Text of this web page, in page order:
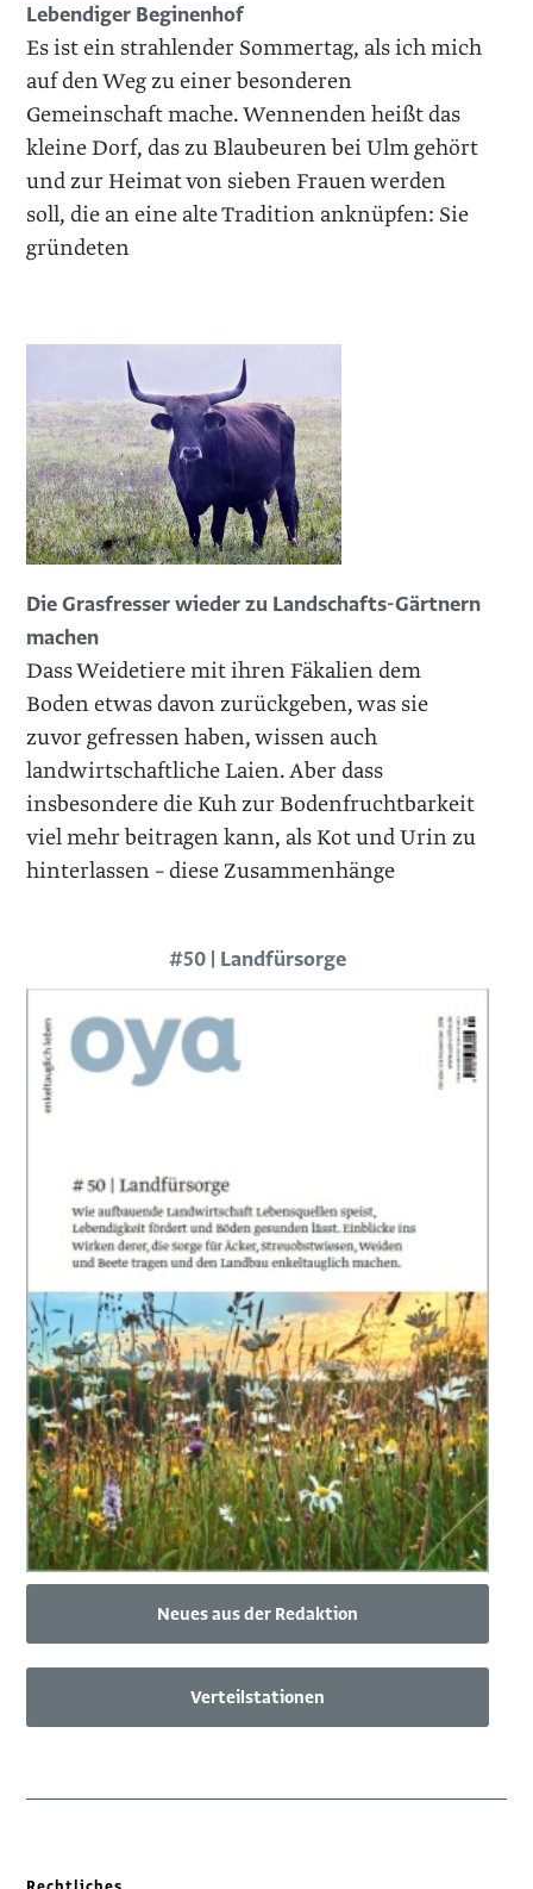
Lebendiger Beginenhof
Es ist ein strahlender Sommertag, als ich mich
auf den Weg zu einer besonderen
Gemeinschaft mache. Wennenden heißt das
kleine Dorf, das zu Blaubeuren bei Ulm gehört
und zur Heimat von sieben Frauen werden
soll, die an eine alte Tradition ­anknüpfen: Sie
gründeten
Die Grasfresser wieder zu Landschafts-Gärtnern
machen
Dass Weidetiere mit ihren Fäkalien dem
Boden etwas davon zurückgeben, was sie
zuvor gefressen haben, wissen auch
landwirtschaftliche Laien. Aber dass
insbesondere die Kuh zur Bodenfruchtbarkeit
viel mehr beitragen kann, als Kot und Urin zu
hinterlassen – diese Zusammenhänge
#50 | Landfürsorge
Neues aus der Redaktion
Verteilstationen